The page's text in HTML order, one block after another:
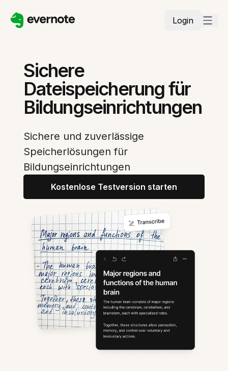
Login
Sichere
Dateispeicherung für
Bildungseinrichtungen
Sichere und zuverlässige
Speicherlösungen für
Bildungseinrichtungen
Kostenlose Testversion starten